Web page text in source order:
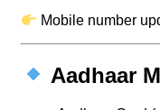
Mobile number
Aadhaar